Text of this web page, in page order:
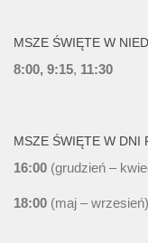
MSZE ŚWIĘTE W
8:00, 9:15, 11:30
MSZE ŚWIĘTE W DNI
16:00 (grudzień –
18:00 (maj – wrzesień)